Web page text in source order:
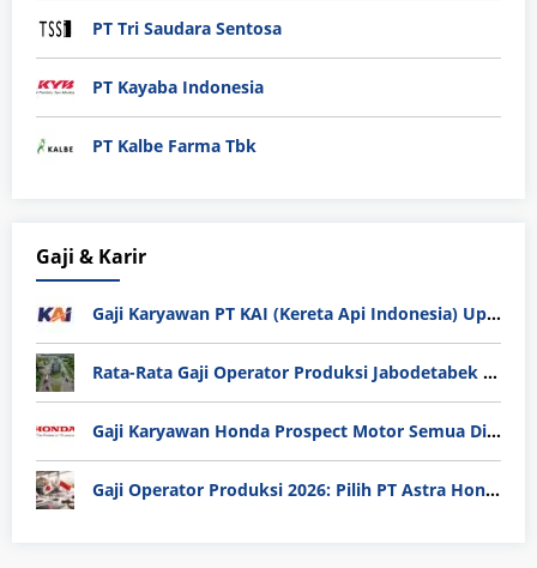
PT Tri Saudara Sentosa
PT Kayaba Indonesia
PT Kalbe Farma Tbk
Gaji & Karir
Gaji Karyawan PT KAI (Kereta Api Indonesia) Update 2025
Rata-Rata Gaji Operator Produksi Jabodetabek 2025: Bedah Tuntas UMK, Lemburan, dan Realita Hidup Buruh
Gaji Karyawan Honda Prospect Motor Semua Divisi
Gaji Operator Produksi 2026: Pilih PT Astra Honda Motor (AHM) atau Manufaktur di Jepang?